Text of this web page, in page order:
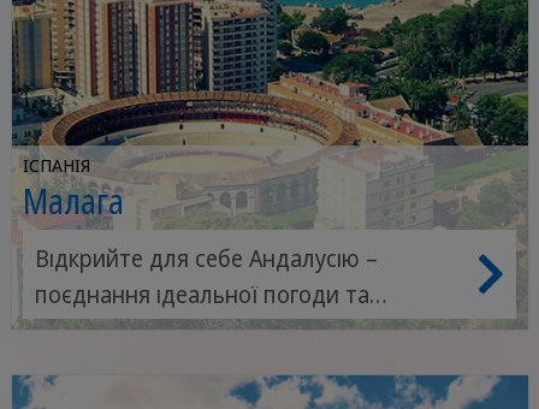
ІСПАНІЯ
Малага
Відкрийте для себе Андалусію –
поєднання ідеальної погоди та
захоплюючої культури.